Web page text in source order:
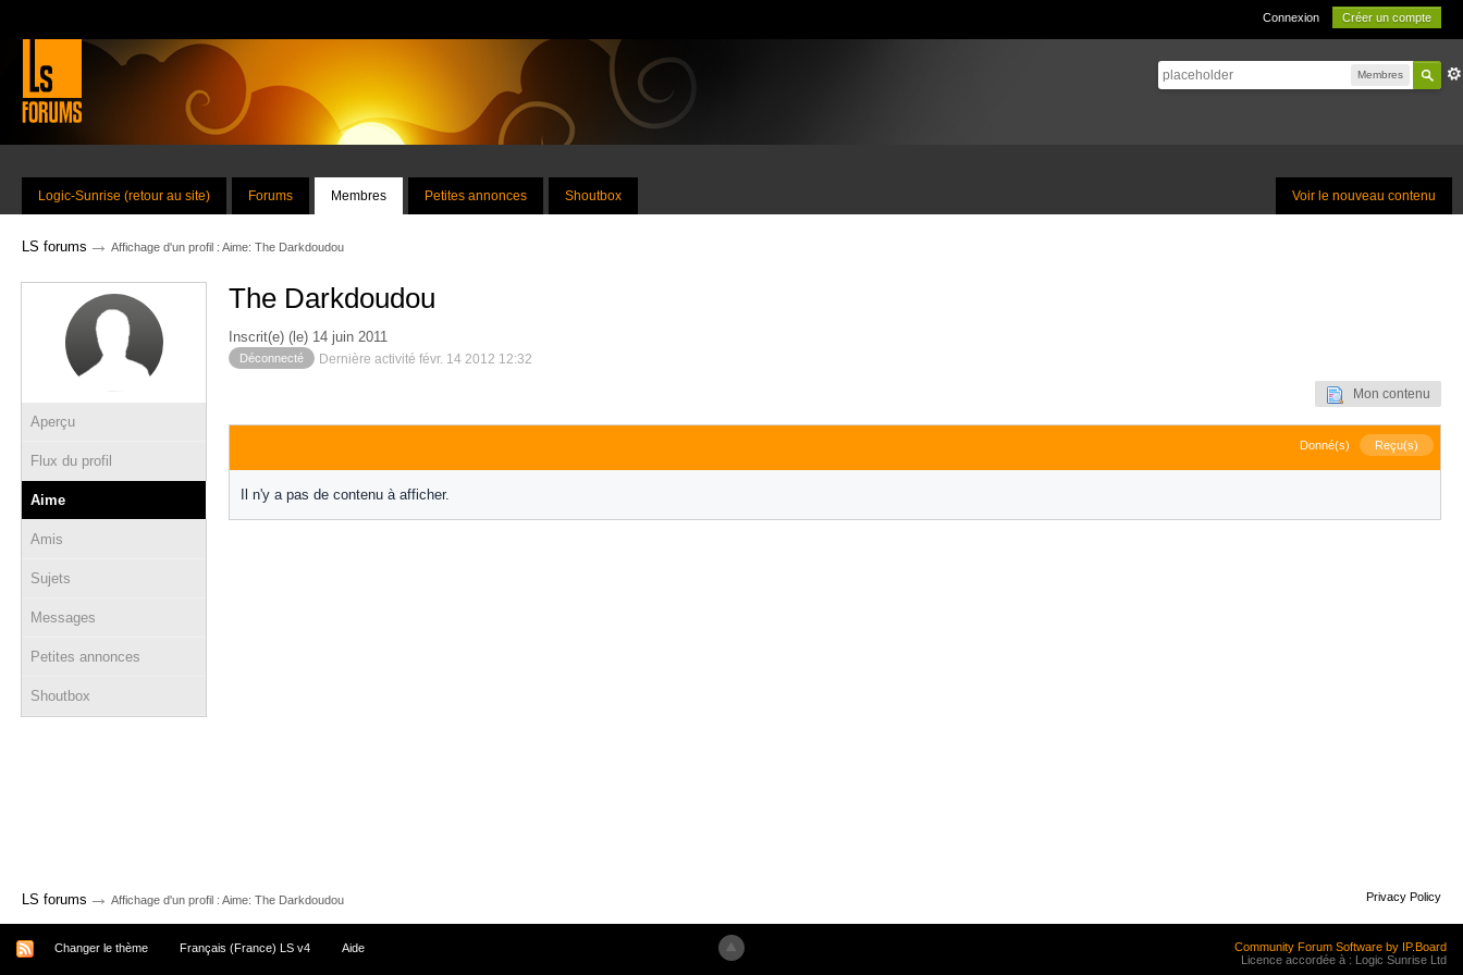
Connexion Créer un compte
Membres
Voir le nouveau contenu
Logic-Sunrise (retour au site) Forums Membres Petites annonces Shoutbox
LS forums → Affichage d'un profil : Aime: The Darkdoudou
Aperçu
Flux du profil
Aime
Amis
Sujets
Messages
Petites annonces
Shoutbox
The Darkdoudou
Inscrit(e) (le) 14 juin 2011
Déconnecté Dernière activité févr. 14 2012 12:32
Mon contenu
Donné(s) Reçu(s)
Il n'y a pas de contenu à afficher.
LS forums → Affichage d'un profil : Aime: The Darkdoudou Privacy Policy
Changer le thème Français (France) LS v4 Aide
Community Forum Software by IP.Board
Licence accordée à : Logic Sunrise Ltd